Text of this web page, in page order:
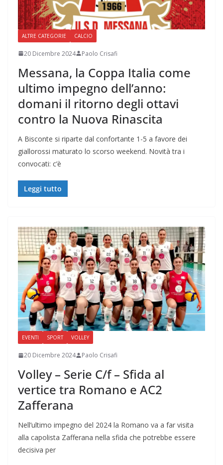
ALTRE CATEGORIE CALCIO
20 Dicembre 2024 Paolo Crisafi
Messana, la Coppa Italia come
ultimo impegno dell’anno:
domani il ritorno degli ottavi
contro la Nuova Rinascita
A Bisconte si riparte dal confortante 1-5 a favore dei
giallorossi maturato lo scorso weekend. Novità tra i
convocati: c’è
Leggi tutto
EVENTI SPORT VOLLEY
20 Dicembre 2024 Paolo Crisafi
Volley – Serie C/f – Sfida al
vertice tra Romano e AC2
Zafferana
Nell’ultimo impegno del 2024 la Romano va a far visita
alla capolista Zafferana nella sfida che potrebbe essere
decisiva per